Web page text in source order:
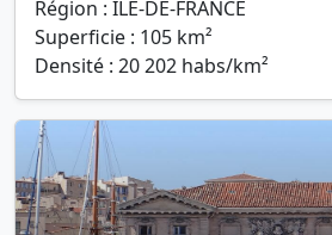
Région : ILE-DE-FRANCE
Superficie : 105 km²
Densité : 20 202 habs/km²